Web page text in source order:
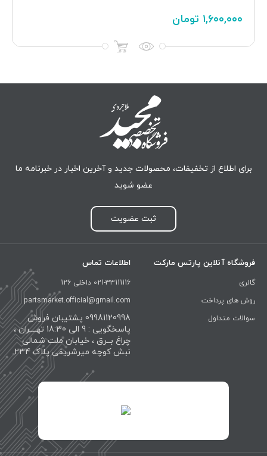
۱,۶۰۰,۰۰۰ تومان
برای اطلاع از تخفیفات، محصولات جدید و آخرین اخبار در خبرنامه ما
عضو شوید
ثبت عضویت
فروشگاه آنلاین پارتس مارکت
گالری
روش های پرداخت
سوالات متداول
اطلاعات تماس
021-33111116 داخلی 126
partsmarket.official@gmail.com
09981120998 پشتیبان فروش
پاسخگویی : 9 الی 18:30 تهــــران ،
چراغ بــرق ، خیابان ملت شمالی
نبش کوچه میرشریفی پلاک 234